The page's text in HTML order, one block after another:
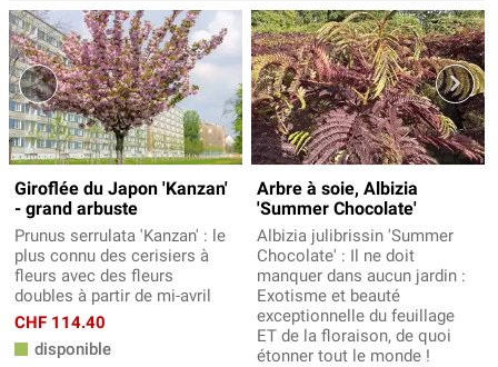
Giroflée du Japon 'Kanzan'
- grand arbuste
Prunus serrulata 'Kanzan' : le
plus connu des cerisiers à
fleurs avec des fleurs
doubles à partir de mi-avril
CHF 114.40
disponible
Arbre à soie, Albizia
'Summer Chocolate'
Albizia julibrissin 'Summer
Chocolate' : Il ne doit
manquer dans aucun jardin :
Exotisme et beauté
exceptionnelle du feuillage
ET de la floraison, de quoi
étonner tout le monde !